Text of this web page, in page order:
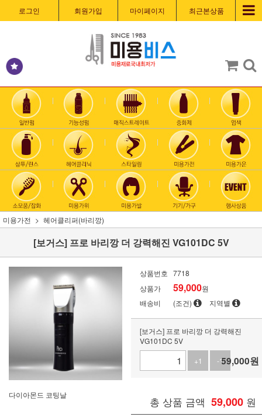
로그인 회원가입 마이페이지 최근본상품
미용가전 헤어클리퍼(바리깡)
[보거스] 프로 바리깡 더 강력해진 VG101DC 5V
다이아몬드 코팅날
상품번호 7718
상품가
59,000원
배송비
(조건) 지역별
[보거스] 프로 바리깡 더 강력해진
VG101DC 5V
+1
-159,000원
총 상품 금액 59,000 원